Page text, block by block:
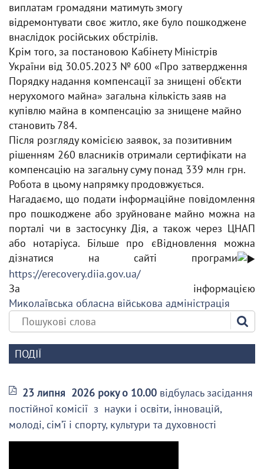
виплатам громадяни матимуть змогу
відремонтувати своє житло, яке було пошкоджене
внаслідок російських обстрілів.
Крім того, за постановою Кабінету Міністрів
України від 30.05.2023 № 600 «Про затвердження
Порядку надання компенсації за знищені об‘єкти
нерухомого майна» загальна кількість заяв на
купівлю майна в компенсацію за знищене майно
становить 784.
Після розгляду комісією заявок, за позитивним
рішенням 260 власників отримали сертифікати на
компенсацію на загальну суму понад 339 млн грн.
Робота в цьому напрямку продовжується.
Нагадаємо, що подати інформаційне повідомлення
про пошкоджене або зруйноване майно можна на
порталі чи в застосунку Дія, а також через ЦНАП
або нотаріуса. Більше про єВідновлення можна
дізнатися на сайті програми
https://erecovery.diia.gov.ua/
За інформацією
Миколаївська обласна військова адміністрація
ПОДІЇ
23 липня 2026 року о 10.00 відбулась засідання
постійної комісії з науки і освіти, інновацій,
молоді, сім’ї і спорту, культури та духовності